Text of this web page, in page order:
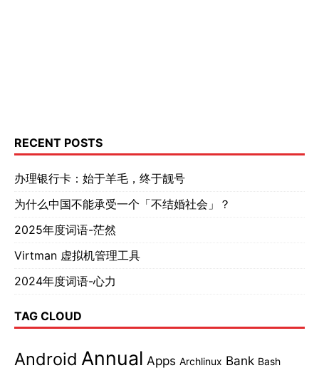
RECENT POSTS
办理银行卡：始于羊毛，终于靓号
为什么中国不能承受一个「不结婚社会」？
2025年度词语-茫然
Virtman 虚拟机管理工具
2024年度词语-心力
TAG CLOUD
Android Annual Apps Archlinux Bank Bash